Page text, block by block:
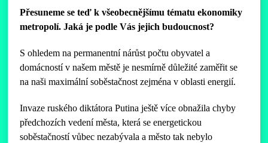
Přesuneme se teď k všeobecnějšímu tématu ekonomiky
metropolí. Jaká je podle Vás jejich budoucnost?
S ohledem na permanentní nárůst počtu obyvatel a
domácností v našem městě je nesmírně důležité zaměřit se
na naši maximální soběstačnost zejména v oblasti energií.
Invaze ruského diktátora Putina ještě více obnažila chyby
předchozích vedení města, která se energetickou
soběstačností vůbec nezabývala a město tak nebylo